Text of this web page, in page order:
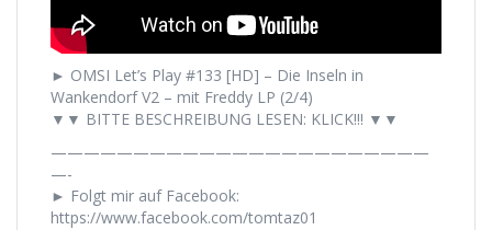
► OMSI Let’s Play #133 [HD] – Die Inseln in
Wankendorf V2 – mit Freddy LP (2/4)
▼▼ BITTE BESCHREIBUNG LESEN: KLICK!!! ▼▼
———————————————————————
—-
► Folgt mir auf Facebook:
https://www.facebook.com/tomtaz01